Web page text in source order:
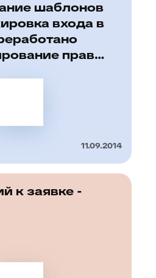
шаблонов
входа в
прав
11.09.2014
к заявке -